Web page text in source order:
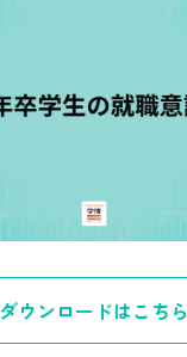
ダウンロードはこちら